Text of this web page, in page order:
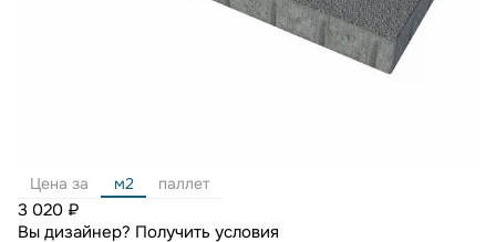
Цена за м2 паллет
3 020 ₽
Вы дизайнер? Получить условия